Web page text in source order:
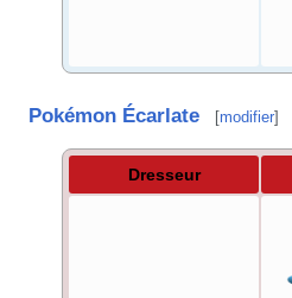
Pokémon Écarlate [modifier]
Dresseur